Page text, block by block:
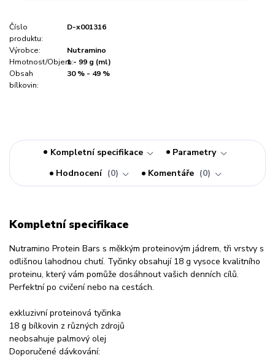
Číslo
produktu:
D-x001316
Výrobce:
Nutramino
Hmotnost/Objem:1 - 99 g (ml)
Obsah
bílkovin:
30 % - 49 %
Kompletní specifikace
Parametry
Hodnocení
0 Komentáře 0
Kompletní specifikace
Nutramino Protein Bars s měkkým proteinovým jádrem, tři vrstvy s
odlišnou lahodnou chutí. Tyčinky obsahují 18 g vysoce kvalitního
proteinu, který vám pomůže dosáhnout vašich denních cílů.
Perfektní po cvičení nebo na cestách.
exkluzivní proteinová tyčinka
18 g bílkovin z různých zdrojů
neobsahuje palmový olej
Doporučené dávkování: